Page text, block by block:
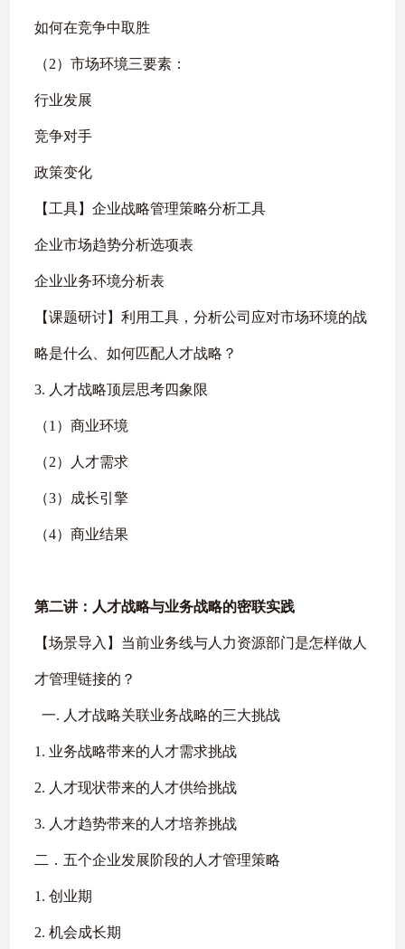
如何在竞争中取胜
（2）市场环境三要素：
行业发展
竞争对手
政策变化
【工具】企业战略管理策略分析工具
企业市场趋势分析选项表
企业业务环境分析表
【课题研讨】利用工具，分析公司应对市场环境的战
略是什么、如何匹配人才战略？
3. 人才战略顶层思考四象限
（1）商业环境
（2）人才需求
（3）成长引擎
（4）商业结果
第二讲：人才战略与业务战略的密联实践
【场景导入】当前业务线与人力资源部门是怎样做人
才管理链接的？
一. 人才战略关联业务战略的三大挑战
1. 业务战略带来的人才需求挑战
2. 人才现状带来的人才供给挑战
3. 人才趋势带来的人才培养挑战
二．五个企业发展阶段的人才管理策略
1. 创业期
2. 机会成长期